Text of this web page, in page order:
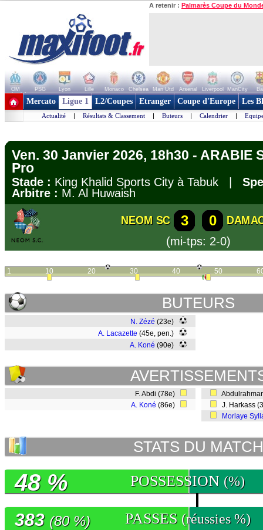
A retenir : Palmarès Coupe du
OM PSG Lyon Lille Monaco Chelsea Man Utd Arsenal Liverpool ManCity
+ de clubs
Mercato Ligue 1 L2/Coupes Etranger Coupe d'Europe Les
Actualité | Résultats & Classement | Buteurs | Calendrier |
Ven. 30 Janvier 2026, 18h30 - ARABIE
Pro
Stade : King Khalid Sports City à Tabuk |
Arbitre : M. Al Huwaish
NEOM SC 3 0
(mi-tps: 2-0)
1 10 20 30 40 50
BUTEURS
N. Zézé (23e)
A. Lacazette (45e, pen.)
A. Koné (90e)
F. Abdi (78e)
A. Koné (86e)
J. Harkass
Morlaye
STATS DU MATCH
POSSESSION (%)
48 %
PASSES (réussies %)
383 (80 %)